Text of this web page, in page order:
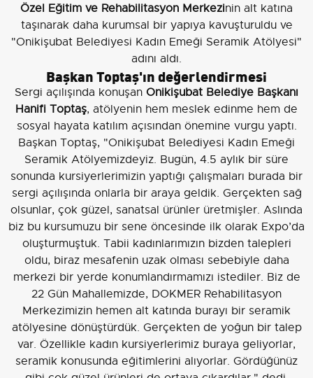
Özel Eğitim ve Rehabilitasyon Merkezinin alt katına
taşınarak daha kurumsal bir yapıya kavuşturuldu ve
"Onikişubat Belediyesi Kadın Emeği Seramik Atölyesi"
adını aldı.
Başkan Toptaş'ın değerlendirmesi
Sergi açılışında konuşan Onikişubat Belediye Başkanı
Hanifi Toptaş, atölyenin hem meslek edinme hem de
sosyal hayata katılım açısından önemine vurgu yaptı.
Başkan Toptaş, "Onikişubat Belediyesi Kadın Emeği
Seramik Atölyemizdeyiz. Bugün, 4.5 aylık bir süre
sonunda kursiyerlerimizin yaptığı çalışmaları burada bir
sergi açılışında onlarla bir araya geldik. Gerçekten sağ
olsunlar, çok güzel, sanatsal ürünler üretmişler. Aslında
biz bu kursumuzu bir sene öncesinde ilk olarak Expo’da
oluşturmuştuk. Tabii kadınlarımızın bizden talepleri
oldu, biraz mesafenin uzak olması sebebiyle daha
merkezi bir yerde konumlandırmamızı istediler. Biz de
22 Gün Mahallemizde, DOKMER Rehabilitasyon
Merkezimizin hemen alt katında burayı bir seramik
atölyesine dönüştürdük. Gerçekten de yoğun bir talep
var. Özellikle kadın kursiyerlerimiz buraya geliyorlar,
seramik konusunda eğitimlerini alıyorlar. Gördüğünüz